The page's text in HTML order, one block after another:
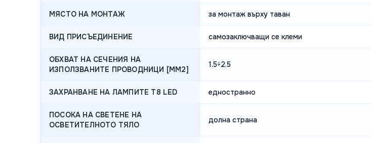
МЯСТО НА МОНТАЖ за монтаж върху таван
ВИД ПРИСЪЕДИНЕНИЕ самозаключващи се клеми
ОБХВАТ НА СЕЧЕНИЯ НА
ИЗПОЛЗВАНИТЕ ПРОВОДНИЦИ [MM2]
1.5÷2.5
ЗАХРАНВАНЕ НА ЛАМПИТЕ T8 LED едностранно
ПОСОКА НА СВЕТЕНЕ НА
ОСВЕТИТЕЛНОТО ТЯЛО
долна страна